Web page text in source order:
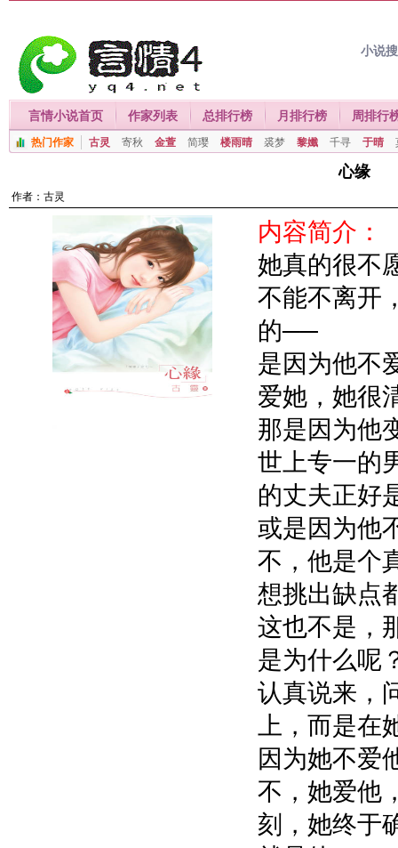
小说
言情小说首页 作家列表 总排行榜 月排行榜 周排行
热门作家 古灵 寄秋 金萱 简璎 楼雨晴 裘梦 黎孅 千寻 于晴
心缘
作者： 古灵
内容简介：
她真的很不
不能不离开
的──
是因为他不
爱她，她很
那是因为他
世上专一的
的丈夫正好
或是因为他
不，他是个
想挑出缺点
这也不是，
是为什么呢
认真说来，
上，而是
因为她不爱
不，她爱他
刻，她终于